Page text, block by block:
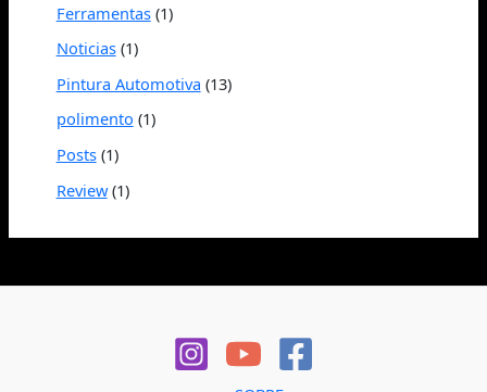
Ferramentas(1)
Noticias(1)
Pintura Automotiva (13)
polimento (1)
Posts(1)
Review(1)